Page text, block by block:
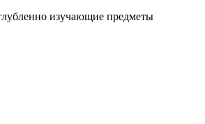
изучающие предметы